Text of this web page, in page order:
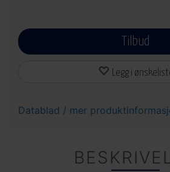
Tilbud
Legg i
Datablad / mer